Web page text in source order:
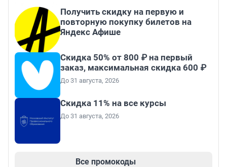
Получить скидку на первую и
повторную покупку билетов на
Яндекс Афише
Скидка 50% от 800 ₽ на первый
заказ, максимальная скидка 600 ₽
До 31 августа, 2026
Скидка 11% на все курсы
До 31 августа, 2026
Все промокоды